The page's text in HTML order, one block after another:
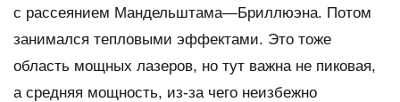
с рассеянием Мандельштама—Бриллюэна. Потом
занимался тепловыми эффектами. Это тоже
область мощных лазеров, но тут важна не пиковая,
а средняя мощность, из-за чего неизбежно